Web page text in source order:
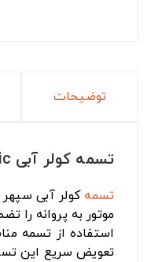
توضیحات
تسمه کولر آبی Sepehr Electric مدل 6000
تسمه
موتور به پروانه را
استفاده از تسمه
تعویض سریع این